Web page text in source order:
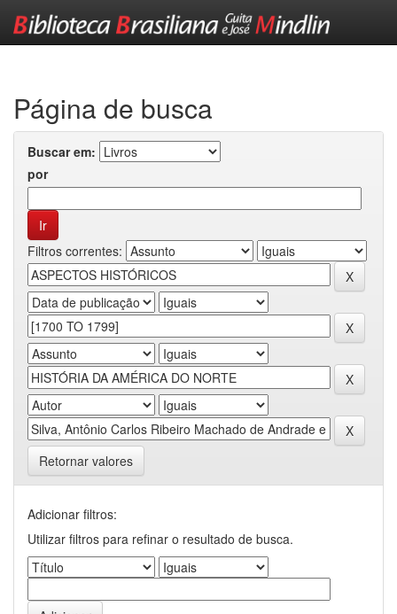
Página de busca
Buscar em:
por
Filtros correntes:
Retornar valores
Adicionar filtros:
Utilizar filtros para refinar o resultado de busca.